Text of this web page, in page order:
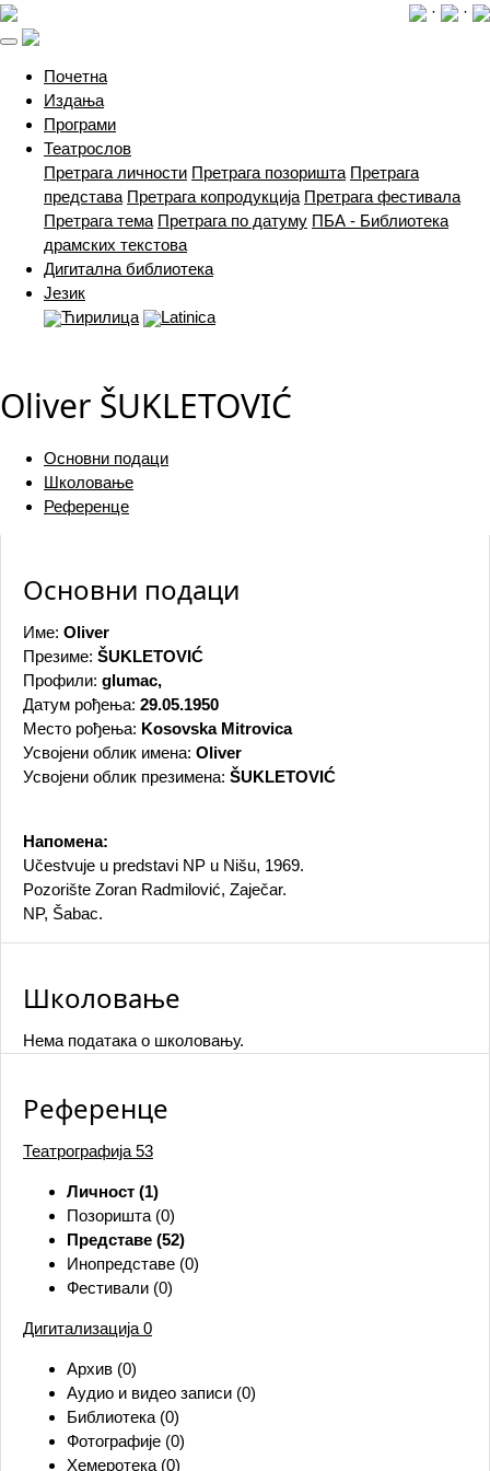
· ·
Почетна(current)
Издања
Програми
Театрослов
Претрага личности Претрага позоришта Претрага
представа Претрага копродукција Претрага фестивала
Претрага тема Претрага по датуму ПБА - Библиотека
драмских текстова
Дигитална библиотека
Језик
Ћирилица
Latinica
Oliver ŠUKLETOVIĆ
Основни подаци
Школовање
Референце
Основни подаци
Име: Oliver
Презиме: ŠUKLETOVIĆ
Профили: glumac,
Датум рођења: 29.05.1950
Место рођења: Kosovska Mitrovica
Усвојени облик имена: Oliver
Усвојени облик презимена: ŠUKLETOVIĆ
Напомена:
Učestvuje u predstavi NP u Nišu, 1969.
Pozorište Zoran Radmilović, Zaječar.
NP, Šabac.
Школовање
Нема података о школовању.
Референце
Театрографија 53
Личност (1)
Позоришта (0)
Представе (52)
Инопредставе (0)
Фестивали (0)
Дигитализација 0
Архив (0)
Аудио и видео записи (0)
Библиотека (0)
Фотографије (0)
Хемеротека (0)